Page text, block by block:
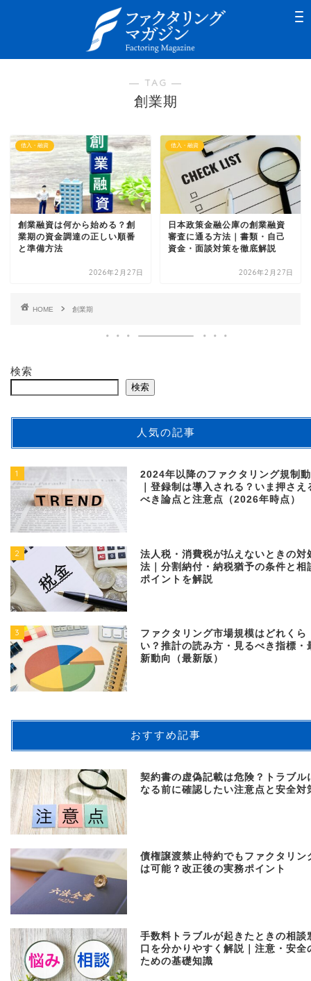
― TAG ―
創業期
借入・融資
創業融資は何から始める？創
業期の資金調達の正しい順番
と準備方法
2026年2月27日
借入・融資
日本政策金融公庫の創業融資
審査に通る方法｜書類・自己
資金・面談対策を徹底解説
2026年2月27日
HOME 創業期
検索
検索
人気の記事
1
2024年以降のファクタリング規制
｜登録制は導入される？いま押さえ
べき論点と注意点（2026年時点）
2
法人税・消費税が払えないときの対
法｜分割納付・納税猶予の条件と相
ポイントを解説
3
ファクタリング市場規模はどれくら
い？推計の読み方・見るべき指標・
新動向（最新版）
おすすめ記事
契約書の虚偽記載は危険？トラブル
なる前に確認したい注意点と安全対
債権譲渡禁止特約でもファクタリン
は可能？改正後の実務ポイント
手数料トラブルが起きたときの相談
口を分かりやすく解説｜注意・安全
ための基礎知識